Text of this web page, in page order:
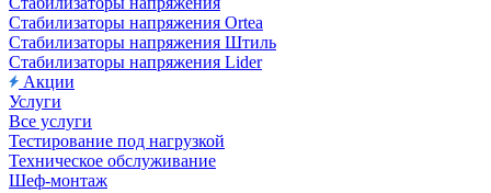
Стабилизаторы напряжения Ortea
Стабилизаторы напряжения Штиль
Стабилизаторы напряжения Lider
Акции
Услуги
Все услуги
Тестирование под нагрузкой
Техническое обслуживание
Шеф-монтаж